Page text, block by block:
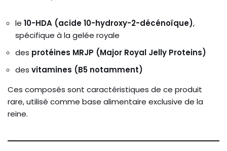
le 10-HDA (acide 10-hydroxy-2-décénoïque),
spécifique à la gelée royale
des protéines MRJP (Major Royal Jelly Proteins)
des vitamines (B5 notamment)
Ces composés sont caractéristiques de ce produit
rare, utilisé comme base alimentaire exclusive de la
reine.